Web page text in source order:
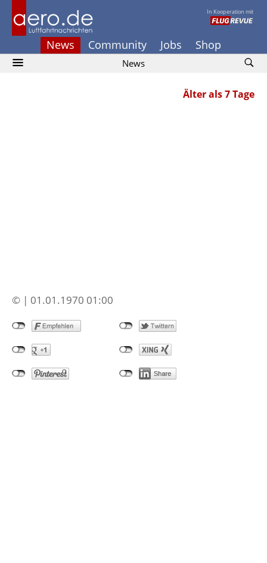
In Kooperation mit
News Community Jobs Shop
News
Älter als 7 Tage
© | 01.01.1970 01:00